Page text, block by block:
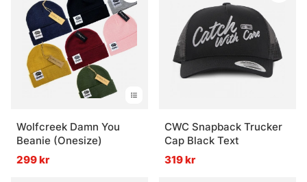
Wolfcreek Damn You
Beanie (Onesize)
299 kr
CWC Snapback Trucker
Cap Black Text
319 kr